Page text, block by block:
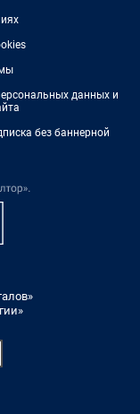
данных и
без баннерной